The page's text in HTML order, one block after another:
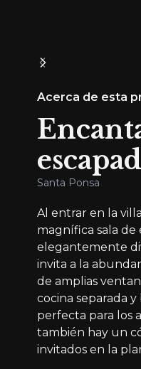
Acerca de esta
Santa Ponsa
Al entrar en la
magnífica sala de
elegantemente
invita a la
de amplias
cocina separada
perfecta para los
también hay un
invitados en la